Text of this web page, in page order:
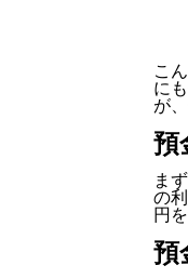
こ
に
が
預
ま
の
円
預